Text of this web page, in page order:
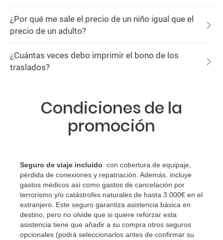
¿Por qué me sale el precio de un niño igual que el
precio de un adulto?
¿Cuántas veces debo imprimir el bono de los
traslados?
Condiciones de la
promoción
Seguro de viaje incluido con cobertura de equipaje,
pérdida de conexiones y repatriación. Además, incluye
gastos médicos así como gastos de cancelación por
terrorismo y/o catástrofes naturales de hasta 3.000€ en el
extranjero. Este seguro garantiza asistencia básica en
destino, pero no olvide que si quiere reforzar esta
asistencia tiene que añadir a su compra otros seguros
opcionales (podrá seleccionarlos antes de confirmar su